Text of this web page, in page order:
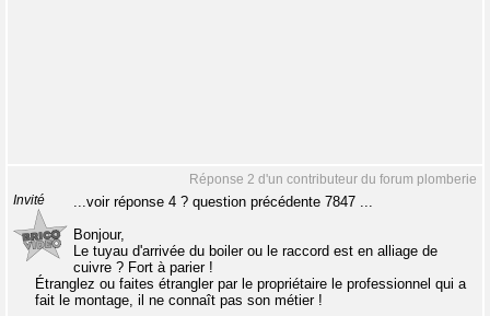
Réponse 2 d'un contributeur du forum plomberie
Invité
...voir réponse 4 ? question précédente 7847 ...
Bonjour,
Le tuyau d'arrivée du boiler ou le raccord est en alliage de
cuivre ? Fort à parier !
Étranglez ou faites étrangler par le propriétaire le professionnel qui a
fait le montage, il ne connaît pas son métier !